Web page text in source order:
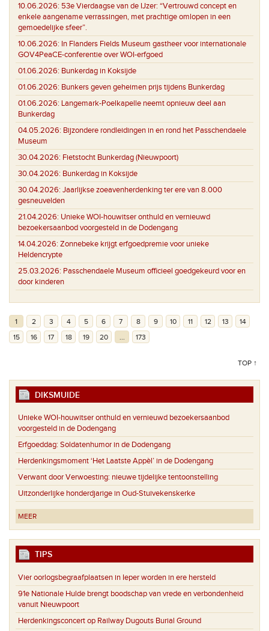
10.06.2026: 53e Vierdaagse van de IJzer: “Vertrouwd concept en
enkele aangename verrassingen, met prachtige omlopen in een
gemoedelijke sfeer”.
10.06.2026: In Flanders Fields Museum gastheer voor internationale
GOV4PeaCE-conferentie over WOI-erfgoed
01.06.2026: Bunkerdag in Koksijde
01.06.2026: Bunkers geven geheimen prijs tijdens Bunkerdag
01.06.2026: Langemark-Poelkapelle neemt opnieuw deel aan
Bunkerdag
04.05.2026: Bijzondere rondleidingen in en rond het Passchendaele
Museum
30.04.2026: Fietstocht Bunkerdag (Nieuwpoort)
30.04.2026: Bunkerdag in Koksijde
30.04.2026: Jaarlijkse zoeavenherdenking ter ere van 8.000
gesneuvelden
21.04.2026: Unieke WOI-houwitser onthuld en vernieuwd
bezoekersaanbod voorgesteld in de Dodengang
14.04.2026: Zonnebeke krijgt erfgoedpremie voor unieke
Heldencrypte
25.03.2026: Passchendaele Museum officieel goedgekeurd voor en
door kinderen
1 2 3 4 5 6 7 8 9 10 11 12 13
14
15
16 17 18 19 20 173
TOP ↑
DIKSMUIDE
Unieke WOI-houwitser onthuld en vernieuwd bezoekersaanbod
voorgesteld in de Dodengang
Erfgoeddag: Soldatenhumor in de Dodengang
Herdenkingsmoment ‘Het Laatste Appèl’ in de Dodengang
Verwant door Verwoesting: nieuwe tijdelijke tentoonstelling
Uitzonderlijke honderdjarige in Oud-Stuivekenskerke
MEER
TIPS
Vier oorlogsbegraafplaatsen in Ieper worden in ere hersteld
91e Nationale Hulde brengt boodschap van vrede en verbondenheid
vanuit Nieuwpoort
Herdenkingsconcert op Railway Dugouts Burial Ground